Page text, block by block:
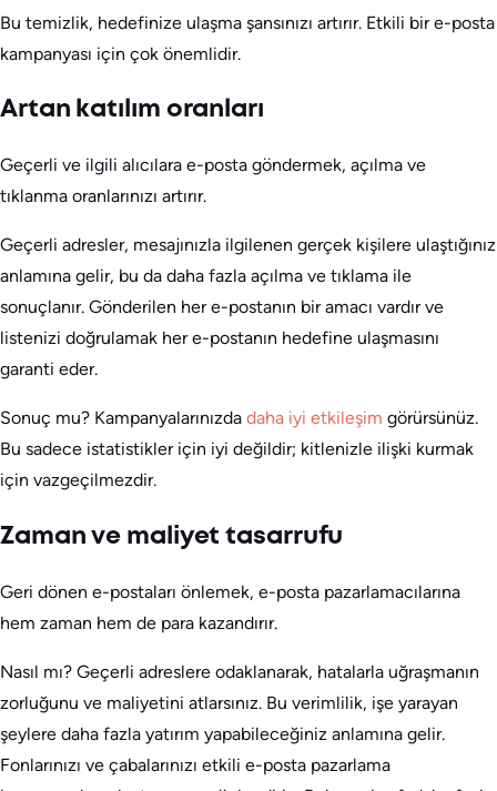
Bu temizlik, hedefinize ulaşma şansınızı artırır. Etkili bir e-posta
kampanyası için çok önemlidir.
Artan katılım oranları
Geçerli ve ilgili alıcılara e-posta göndermek, açılma ve
tıklanma oranlarınızı artırır.
Geçerli adresler, mesajınızla ilgilenen gerçek kişilere ulaştığınız
anlamına gelir, bu da daha fazla açılma ve tıklama ile
sonuçlanır. Gönderilen her e-postanın bir amacı vardır ve
listenizi doğrulamak her e-postanın hedefine ulaşmasını
garanti eder.
Sonuç mu? Kampanyalarınızda daha iyi etkileşim görürsünüz.
Bu sadece istatistikler için iyi değildir; kitlenizle ilişki kurmak
için vazgeçilmezdir.
Zaman ve maliyet tasarrufu
Geri dönen e-postaları önlemek, e-posta pazarlamacılarına
hem zaman hem de para kazandırır.
Nasıl mı? Geçerli adreslere odaklanarak, hatalarla uğraşmanın
zorluğunu ve maliyetini atlarsınız. Bu verimlilik, işe yarayan
şeylere daha fazla yatırım yapabileceğiniz anlamına gelir.
Fonlarınızı ve çabalarınızı etkili e-posta pazarlama